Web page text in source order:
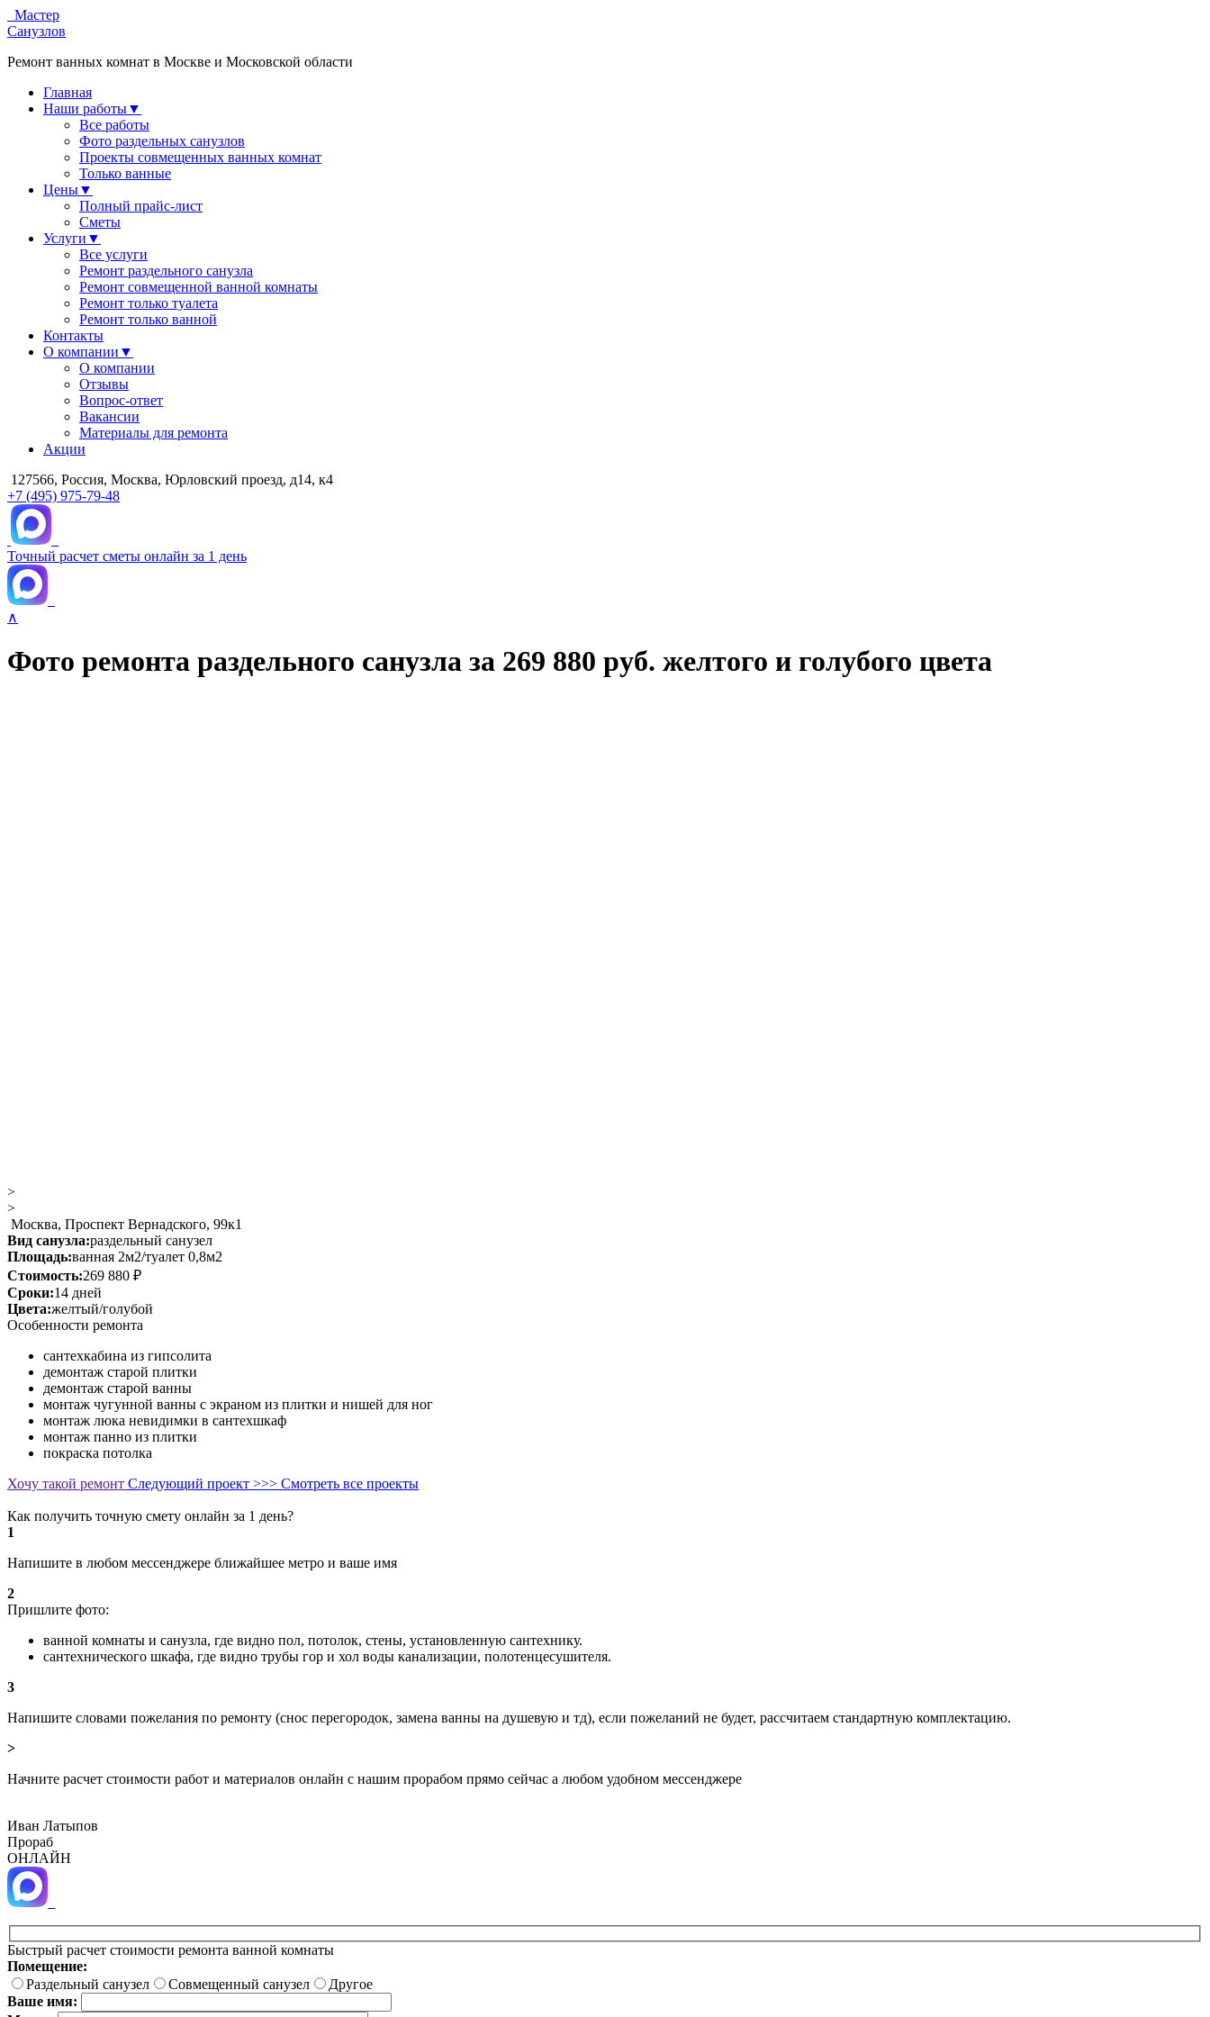
Мастер
Санузлов
Ремонт ванных комнат в Москве и Московской области
Главная
Наши работы▼
Все работы
Фото раздельных санузлов
Проекты совмещенных ванных комнат
Только ванные
Цены▼
Полный прайс-лист
Сметы
Услуги ▼
Все услуги
Ремонт раздельного санузла
Ремонт совмещенной ванной комнаты
Ремонт только туалета
Ремонт только ванной
Контакты
О компании ▼
О компании
Отзывы
Вопрос-ответ
Вакансии
Материалы для ремонта
Акции
127566, Россия, Москва, Юрловский проезд, д14, к4
+7 (495) 975-79-48
Точный расчет сметы онлайн за 1 день
∧
Фото ремонта раздельного санузла за 269 880 руб. желтого и голубого цвета
>
>
Москва, Проспект Вернадского, 99к1
Вид санузла:раздельный санузел
Площадь:ванная 2м2/туалет 0,8м2
Стоимость:269 880 ₽
Сроки:14 дней
Цвета:желтый/голубой
Особенности ремонта
сантехкабина из гипсолита
демонтаж старой плитки
демонтаж старой ванны
монтаж чугунной ванны с экраном из плитки и нишей для ног
монтаж люка невидимки в сантехшкаф
монтаж панно из плитки
покраска потолка
Хочу такой ремонт Следующий проект >>> Смотреть все проекты
Как получить точную смету онлайн за 1 день?
1
Напишите в любом мессенджере ближайшее метро и ваше имя
2
Пришлите фото:
ванной комнаты и санузла, где видно пол, потолок, стены, установленную сантехнику.
сантехнического шкафа, где видно трубы гор и хол воды канализации, полотенцесушителя.
3
Напишите словами пожелания по ремонту (снос перегородок, замена ванны на душевую и тд), если пожеланий не будет, рассчитаем стандартную комплектацию.
>
Начните расчет стоимости работ и материалов онлайн с нашим прорабом прямо сейчас а любом удобном мессенджере
Иван Латыпов
Прораб
ОНЛАЙН
Быстрый расчет стоимости ремонта ванной комнаты
Помещение:
Раздельный санузел
Совмещенный санузел
Другое
Ваше имя: